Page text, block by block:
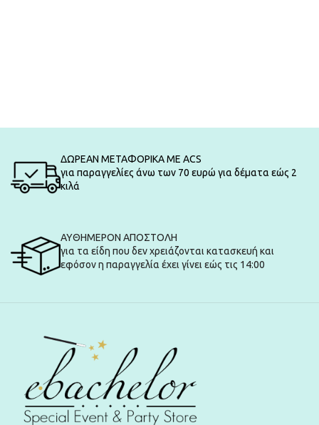
ΔΩΡΕΑΝ ΜΕΤΑΦΟΡΙΚΑ ΜΕ ACS
για παραγγελίες άνω των 70 ευρώ για δέματα εώς 2
κιλά
ΑΥΘΗΜΕΡΟΝ ΑΠΟΣΤΟΛΗ
για τα είδη που δεν χρειάζονται κατασκευή και
εφόσον η παραγγελία έχει γίνει εώς τις 14:00